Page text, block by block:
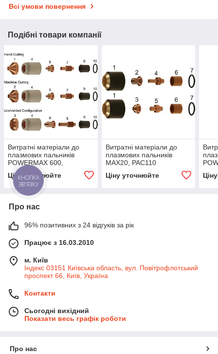
Всі умови повернення
Подібні товари компанії
Витратні матеріали до
плазмових пальників
POWERMAX 600,
PAC123T/M
HYPERTHERM
Ціну уточнюйте
Витратні матеріали до
плазмових пальників
MAX20, PAC110
Ціну уточнюйте
Про нас
96% позитивних з 24 відгуків за рік
Працює з 16.03.2010
м. Київ
Індекс 03151 Київська область, вул. Повітрофлотський
проспект 66, Київ, Україна
Контакти
Сьогодні вихідний
Показати весь графік роботи
Про нас
КНОПКА
ЗВ'ЯЗКУ